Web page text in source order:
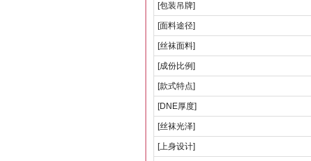
[包装吊牌]
[面料途径]
[丝袜面料]
[成份比例]
[款式特点]
[DNE厚度]
[丝袜光泽]
[上身设计]